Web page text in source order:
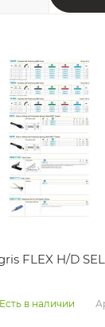
FLEX H/D
Есть в наличии